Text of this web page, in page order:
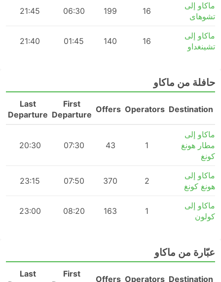
ماكاو إلى
تشوهاى
16
199
06:30
21:45
ماكاو إلى
تشينغداو
16
140
01:45
21:40
حافلة من ماكاو
Destination
Operators
Offers
First
Departure
Last
Departure
ماكاو إلى
مطار هونغ
كونغ
1
43
07:30
20:30
ماكاو إلى
هونغ كونغ
2
370
07:50
23:15
ماكاو إلى
كولون
1
163
08:20
23:00
عبّارة من ماكاو
Destination
Operators
Offers
First
Last